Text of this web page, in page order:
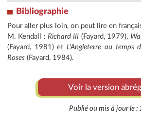
Bibliographie
Pour aller plus loin, on peut lire en
M. Kendall :Richard III (Fayard, 1979),
(Fayard, 1981) etL'Angleterre au temps
Roses (Fayard, 1984).
Voir la version
Publié ou mis à jour